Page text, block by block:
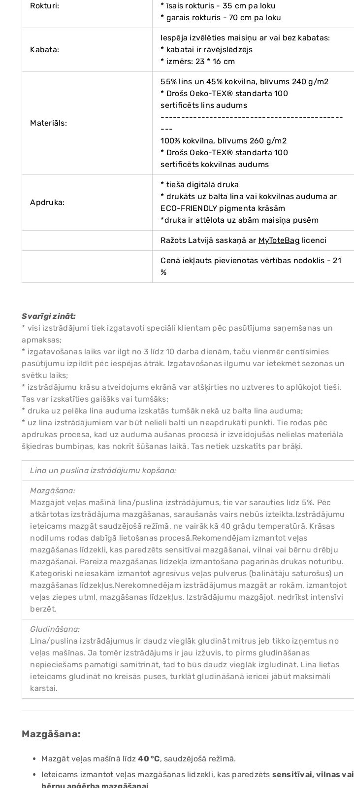
Rokturi:
* īsais rokturis - 35 cm pa loku
* garais rokturis - 70 cm pa loku
Kabata:
Iespēja izvēlēties maisiņu ar vai bez kabatas:
* kabatai ir rāvējslēdzējs
* izmērs: 23 * 16 cm
Materiāls:
55% lins un 45% kokvilna, blīvums 240 g/m2
* Drošs Oeko-TEX® standarta 100
sertificēts lins audums
---------------------------------------------
---
100% kokvilna, blīvums 260 g/m2
* Drošs Oeko-TEX® standarta 100
sertificēts kokvilnas audums
Apdruka:
* tiešā digitālā druka
* drukāts uz balta lina vai kokvilnas auduma ar
ECO-FRIENDLY pigmenta krāsām
*druka ir attēlota uz abām maisiņa pusēm
Ražots Latvijā saskaņā ar MyToteBag licenci
Cenā iekļauts pievienotās vērtības nodoklis - 21
%
Svarīgi zināt:
* visi izstrādājumi tiek izgatavoti speciāli klientam pēc pasūtījuma saņemšanas un
apmaksas;
* izgatavošanas laiks var ilgt no 3 līdz 10 darba dienām, taču vienmēr centīsimies
pasūtījumu izpildīt pēc iespējas ātrāk. Izgatavošanas ilgumu var ietekmēt sezonas un
svētku laiks;
* izstrādājumu krāsu atveidojums ekrānā var atšķirties no uztveres to aplūkojot tieši.
Tas var izskatīties gaišāks vai tumšāks;
* druka uz pelēka lina auduma izskatās tumšāk nekā uz balta lina auduma;
* uz lina izstrādājumiem var būt nelieli balti un neapdrukāti punkti. Tie rodas pēc
apdrukas procesa, kad uz auduma aušanas procesā ir izveidojušās nelielas materiāla
šķiedras bumbiņas, kas nokrīt šūšanas laikā. Tas netiek uzskatīts par brāķi.
Lina un puslina izstrādājumu kopšana:
Mazgāšana:
Mazgājot veļas mašīnā lina/puslina izstrādājumus, tie var sarauties līdz 5%. Pēc
atkārtotas izstrādājuma mazgāšanas, saraušanās vairs nebūs izteikta.Izstrādājumu
ieteicams mazgāt saudzējošā režīmā, ne vairāk kā 40 grādu temperatūrā. Krāsas
nodilums rodas dabīgā lietošanas procesā.Rekomendējam izmantot veļas
mazgāšanas līdzekli, kas paredzēts sensitīvai mazgāšanai, vilnai vai bērnu drēbju
mazgāšanai. Pareiza mazgāšanas līdzekļa izmantošana pagarinās drukas noturību.
Kategoriski neiesakām izmantot agresīvus veļas pulverus (balinātāju saturošus) un
mazgāšanas līdzekļus.Nerekomnedējam izstrādājumus mazgāt ar rokām, izmantojot
veļas ziepes utml, mazgāšanas līdzekļus. Izstrādājumu mazgājot, nedrīkst intensīvi
berzēt.
Gludināšana:
Lina/puslina izstrādājumus ir daudz vieglāk gludināt mitrus jeb tikko izņemtus no
veļas mašīnas. Ja tomēr izstrādājums ir jau izžuvis, to pirms gludināšanas
nepieciešams pamatīgi samitrināt, tad to būs daudz vieglāk izgludināt. Lina lietas
ieteicams gludināt no kreisās puses, turklāt gludināšanā ierīcei jābūt maksimāli
karstai.
Mazgāšana:
Mazgāt veļas mašīnā līdz40 °C, saudzējošā režīmā.
Ieteicams izmantot veļas mazgāšanas līdzekli, kas paredzēts sensitīvai, vilnas vai
bērnu apģērba mazgāšanai